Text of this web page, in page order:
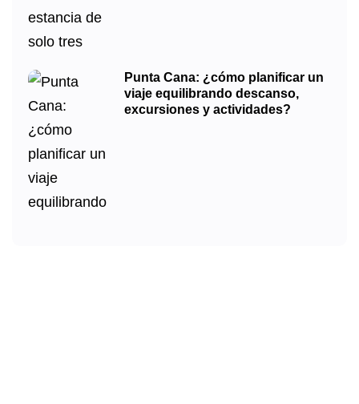
Punta Cana: ¿cómo planificar un
viaje equilibrando descanso,
excursiones y actividades?